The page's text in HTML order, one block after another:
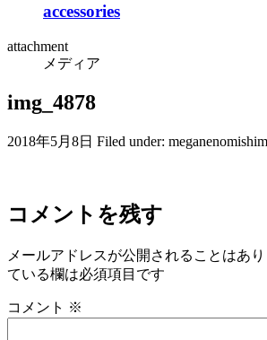
accessories
attachment
メディア
img_4878
2018年5月8日 Filed under:
コメントを残す
メールアドレスが公開されることはあり
ている欄は必須項目です
コメント ※